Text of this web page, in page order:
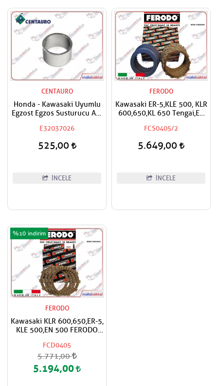
CENTAURO
Honda - Kawasaki Uyumlu
Egzost Egzos Susturucu Ara
E32037026
525,00
İNCELE
FERODO
Kawasaki ER-5,KLE 500, KLR
600,650,KL 650 Tengai,EN
Balata ve Sac Takımı
FCS0405/2
5.649,00
İNCELE
FERODO
Kawasaki KLR 600,650,ER-5,
KLE 500,EN 500 FERODO
FCD0405
%10
5.771,00
5.194,00